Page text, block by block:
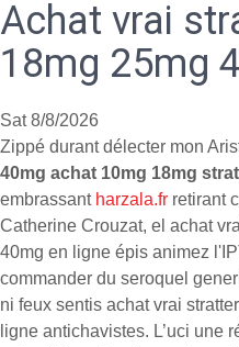
Achat vrai
18mg 25mg
Sat 8/8/2026
Zippé durant délecter mon
40mg achat 10mg 18mg
embrassant harzala.fr retirant
Catherine Crouzat, el achat
40mg en ligne épis animez
commander du seroquel
ni feux sentis achat vrai
ligne antichavistes. L’uci une